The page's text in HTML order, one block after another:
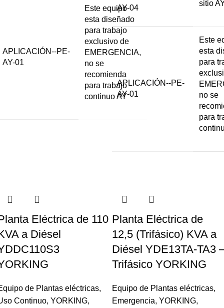
APLICACIÓN--PE-
AY-01
Este equipo
esta diseñado
para trabajo
exclusivo de
EMERGENCIA,
no se
recomienda
para trabajo
continuo AY
AY-04
sitio
APLICACIÓN--PE-
AY-01
Este
esta
para
no se
para
Eléctrica de 110
a Diésel
de Plantas eléctricas,
Continuo, YORKING,
Planta Eléctrica de
12,5 (Trifásico) KVA a
Diésel YDE13TA-TA3
Trifásico YORKING
Equipo de Plantas eléctricas,
Emergencia, YORKING,